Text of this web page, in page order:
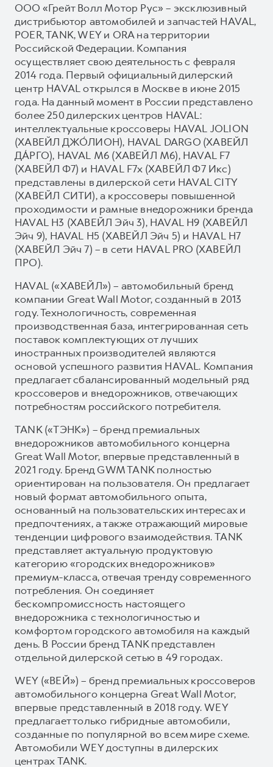
ООО «Грейт Волл Мотор Рус» – эксклюзивный
дистрибьютор автомобилей и запчастей HAVAL,
POER, TANK, WEY и ORA на территории
Российской Федерации. Компания
осуществляет свою деятельность с февраля
2014 года. Первый официальный дилерский
центр HAVAL открылся в Москве в июне 2015
года. На данный момент в России представлено
более 250 дилерских центров HAVAL:
интеллектуальные кроссоверы HAVAL JOLION
(ХАВЕЙЛ ДЖО́ЛИОН), HAVAL DARGO (ХАВЕЙЛ
ДА́РГО), HAVAL М6 (ХАВЕЙЛ M6), HAVAL F7
(ХАВЕЙЛ Ф7) и HAVAL F7x (ХАВЕЙЛ Ф7 Икс)
представлены в дилерской сети HAVAL CITY
(ХАВЕЙЛ СИТИ), а кроссоверы повышенной
проходимости и рамные внедорожники бренда
HAVAL H3 (ХАВЕЙЛ Эйч 3), HAVAL H9 (ХАВЕЙЛ
Эйч 9), HAVAL H5 (ХАВЕЙЛ Эйч 5) и HAVAL H7
(ХАВЕЙЛ Эйч 7) – в сети HAVAL PRO (ХАВЕЙЛ
ПРО).
HAVAL («ХАВЕЙЛ») – автомобильный бренд
компании Great Wall Motor, созданный в 2013
году. Технологичность, современная
производственная база, интегрированная сеть
поставок комплектующих от лучших
иностранных производителей являются
основой успешного развития HAVAL. Компания
предлагает сбалансированный модельный ряд
кроссоверов и внедорожников, отвечающих
потребностям российского потребителя.
TANK («ТЭНК») – бренд премиальных
внедорожников автомобильного концерна
Great Wall Motor, впервые представленный в
2021 году. Бренд GWM TANK полностью
ориентирован на пользователя. Он предлагает
новый формат автомобильного опыта,
основанный на пользовательских интересах и
предпочтениях, а также отражающий мировые
тенденции цифрового взаимодействия. TANK
представляет актуальную продуктовую
категорию «городских внедорожников»
премиум-класса, отвечая тренду современного
потребления. Он соединяет
бескомпромиссность настоящего
внедорожника с технологичностью и
комфортом городского автомобиля на каждый
день. В России бренд TANK представлен
отдельной дилерской сетью в 49 городах.
WEY («ВЕЙ») – бренд премиальных кроссоверов
автомобильного концерна Great Wall Motor,
впервые представленный в 2018 году. WEY
предлагает только гибридные автомобили,
созданные по популярной во всем мире схеме.
Автомобили WEY доступны в дилерских
центрах TANK.